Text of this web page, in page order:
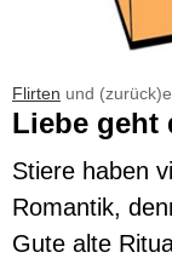
Flirten und
Liebe geht
Stiere haben
Romantik,
Gute alte